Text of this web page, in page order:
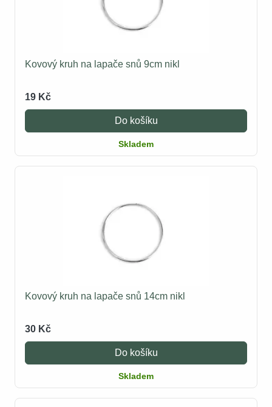
Kovový kruh na lapače snů 9cm nikl
19 Kč
Do košíku
Skladem
Kovový kruh na lapače snů 14cm nikl
30 Kč
Do košíku
Skladem